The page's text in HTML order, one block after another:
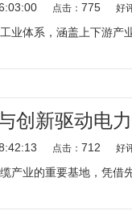
点击： 775 好
业体系，涵盖上下游产
创新驱动电
点击： 712 好
产业的重要基地，凭借